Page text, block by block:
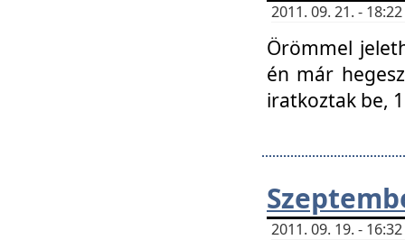
2011. 09. 21. -
Örömmel
én már
iratkoztak be,
2011. 09. 19. -